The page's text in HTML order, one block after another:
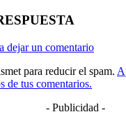
dejar un comentario
para reducir el spam.
de tus comentarios.
- Publicidad -